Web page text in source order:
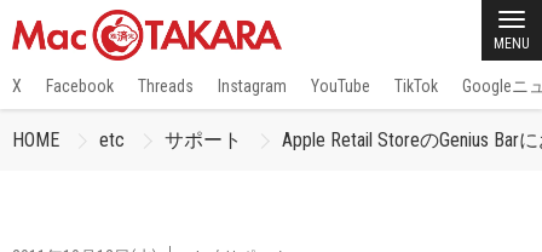
MENU
X Facebook Threads Instagram YouTube TikTok Googleニ
HOME etc サポート Apple Retail StoreのGenius